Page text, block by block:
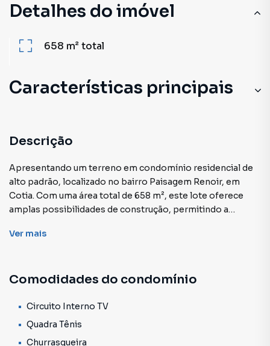
Detalhes do imóvel
658 m²total
Características principais
Quadra Tênis
Churrasqueira
Playground
Sala de Academia
Piscina
Descrição
Apresentando um terreno em condomínio residencial de
alto padrão, localizado no bairro Paisagem Renoir, em
Cotia. Com uma área total de 658 m², este lote oferece
amplas possibilidades de construção, permitindo a
necessidades e sonhos de seu novo proprietário.
empreendimento diferenciado, que proporciona uma vida
Dotado de excelente infraestrutura, o local conta com
diversas áreas de lazer, como quadra de tênis,
Ver mais
Comodidades do condomínio
Circuito Interno TV
Quadra Tênis
Churrasqueira